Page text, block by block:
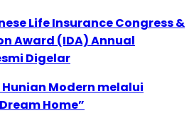
Life Insurance Congress &
Award (IDA) Annual
Digelar
Modern melalui
Home”